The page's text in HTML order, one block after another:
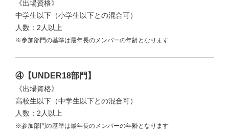
《出場資格》
中学生以下（小学生以下との混合可）
人数：2人以上
※参加部門の基準は最年長のメンバーの年齢となります
④【UNDER18部門】
《出場資格》
高校生以下（中学生以下との混合可）
人数：2人以上
※参加部門の基準は最年長のメンバーの年齢となります